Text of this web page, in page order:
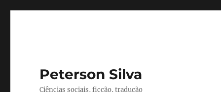
Peterson Silva
Ciências sociais, ficção, tradução